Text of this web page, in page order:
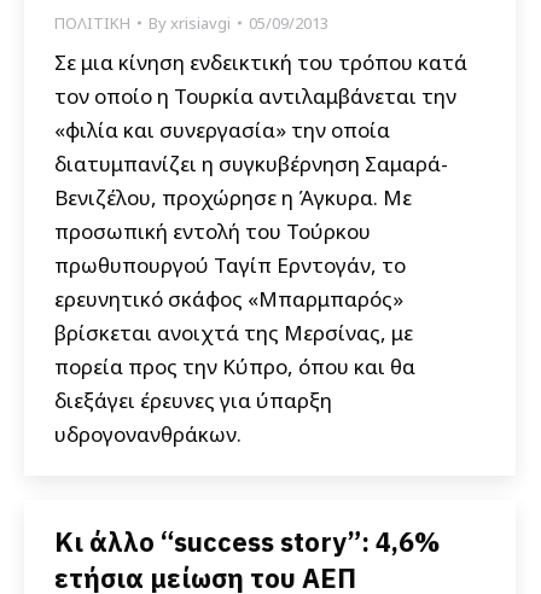
ΠΟΛΙΤΙΚΗ Byxrisiavgi 05/09/2013
Σε μια κίνηση ενδεικτική του τρόπου κατά
τον οποίο η Τουρκία αντιλαμβάνεται την
«φιλία και συνεργασία» την οποία
διατυμπανίζει η συγκυβέρνηση Σαμαρά-
Βενιζέλου, προχώρησε η Άγκυρα. Με
προσωπική εντολή του Τούρκου
πρωθυπουργού Ταγίπ Ερντογάν, το
ερευνητικό σκάφος «Μπαρμπαρός»
βρίσκεται ανοιχτά της Μερσίνας, με
πορεία προς την Κύπρο, όπου και θα
διεξάγει έρευνες για ύπαρξη
υδρογονανθράκων.
Κι άλλο “success story”: 4,6%
ετήσια μείωση του ΑΕΠ